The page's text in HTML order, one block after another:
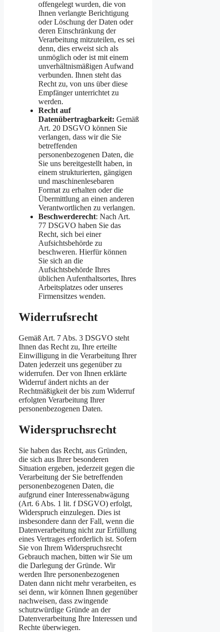
offengelegt wurden, die von
Ihnen verlangte Berichtigung
oder Löschung der Daten oder
deren Einschränkung der
Verarbeitung mitzuteilen, es sei
denn, dies erweist sich als
unmöglich oder ist mit einem
unverhältnismäßigen Aufwand
verbunden. Ihnen steht das
Recht zu, von uns über diese
Empfänger unterrichtet zu
werden.
Recht auf
Datenübertragbarkeit: Gemäß
Art. 20 DSGVO können Sie
verlangen, dass wir die Sie
betreffenden
personenbezogenen Daten, die
Sie uns bereitgestellt haben, in
einem strukturierten, gängigen
und maschinenlesebaren
Format zu erhalten oder die
Übermittlung an einen anderen
Verantwortlichen zu verlangen.
Beschwerderecht: Nach Art.
77 DSGVO haben Sie das
Recht, sich bei einer
Aufsichtsbehörde zu
beschweren. Hierfür können
Sie sich an die
Aufsichtsbehörde Ihres
üblichen Aufenthaltsortes, Ihres
Arbeitsplatzes oder unseres
Firmensitzes wenden.
Widerrufsrecht
Gemäß Art. 7 Abs. 3 DSGVO steht
Ihnen das Recht zu, Ihre erteilte
Einwilligung in die Verarbeitung Ihrer
Daten jederzeit uns gegenüber zu
widerrufen. Der von Ihnen erklärte
Widerruf ändert nichts an der
Rechtmäßigkeit der bis zum Widerruf
erfolgten Verarbeitung Ihrer
personenbezogenen Daten.
Widerspruchsrecht
Sie haben das Recht, aus Gründen,
die sich aus Ihrer besonderen
Situation ergeben, jederzeit gegen die
Verarbeitung der Sie betreffenden
personenbezogenen Daten, die
aufgrund einer Interessenabwägung
(Art. 6 Abs. 1 lit. f DSGVO) erfolgt,
Widerspruch einzulegen. Dies ist
insbesondere dann der Fall, wenn die
Datenverarbeitung nicht zur Erfüllung
eines Vertrages erforderlich ist. Sofern
Sie von Ihrem Widerspruchsrecht
Gebrauch machen, bitten wir Sie um
die Darlegung der Gründe. Wir
werden Ihre personenbezogenen
Daten dann nicht mehr verarbeiten, es
sei denn, wir können Ihnen gegenüber
nachweisen, dass zwingende
schutzwürdige Gründe an der
Datenverarbeitung Ihre Interessen und
Rechte überwiegen.